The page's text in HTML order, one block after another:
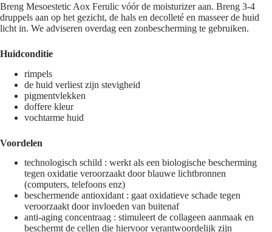
Breng Mesoestetic Aox Ferulic vóór de moisturizer aan. Breng 3-4
druppels aan op het gezicht, de hals en decolleté en masseer de huid
licht in. We adviseren overdag een zonbescherming te gebruiken.
Huidconditie
rimpels
de huid verliest zijn stevigheid
pigmentvlekken
doffere kleur
vochtarme huid
Voordelen
technologisch schild : werkt als een biologische bescherming
tegen oxidatie veroorzaakt door blauwe lichtbronnen
(computers, telefoons enz)
beschermende antioxidant : gaat oxidatieve schade tegen
veroorzaakt door invloeden van buitenaf
anti-aging concentraag : stimuleert de collageen aanmaak en
beschermt de cellen die hiervoor verantwoordelijk zijn